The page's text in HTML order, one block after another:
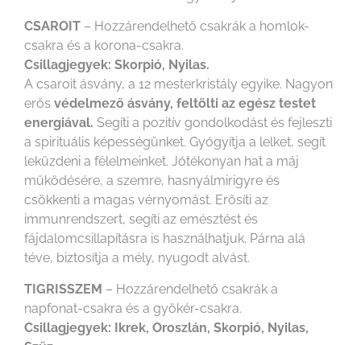
CSAROIT – Hozzárendelhető csakrák a homlok-
csakra és a korona-csakra.
Csillagjegyek: Skorpió, Nyilas.
A csaroit ásvány, a 12 mesterkristály egyike. Nagyon
erős védelmező ásvány, feltölti az egész testet
energiával. Segíti a pozitív gondolkodást és fejleszti
a spirituális képességünket. Gyógyítja a lelket, segít
leküzdeni a félelmeinket. Jótékonyan hat a máj
működésére, a szemre, hasnyálmirigyre és
csökkenti a magas vérnyomást. Erősíti az
immunrendszert, segíti az emésztést és
fájdalomcsillapításra is használhatjuk. Párna alá
téve, biztosítja a mély, nyugodt alvást.
TIGRISSZEM – Hozzárendelhető csakrák a
napfonat-csakra és a gyökér-csakra.
Csillagjegyek: Ikrek, Oroszlán, Skorpió, Nyilas,